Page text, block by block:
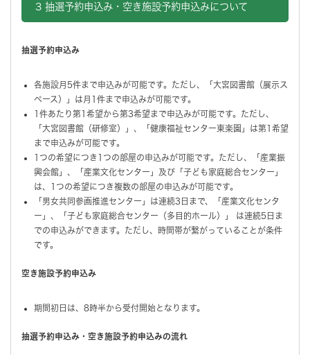
3 抽選予約申込み・空き施設予約申込みについて
抽選予約申込み
各施設月5件まで申込みが可能です。ただし、「大宮図書館（展示ス
ペース）」は月1件まで申込みが可能です。
1件あたり第1希望から第3希望まで申込みが可能です。ただし、
「大宮図書館（研修室）」、「健康福祉センター東楽園」は第1希望
まで申込みが可能です。
1つの希望につき1つの部屋の申込みが可能です。ただし、「産業振
興会館」、「産業文化センター」及び「子ども家庭総合センター」
は、1つの希望につき複数の部屋の申込みが可能です。
「男女共同参画推進センター」は連続3日まで、「産業文化センタ
ー」、「子ども家庭総合センター（多目的ホール）」 は連続5日ま
での申込みができます。ただし、時間帯が繋がっていることが条件
です。
空き施設予約申込み
期間初日は、8時半から受付開始となります。
抽選予約申込み・空き施設予約申込みの流れ